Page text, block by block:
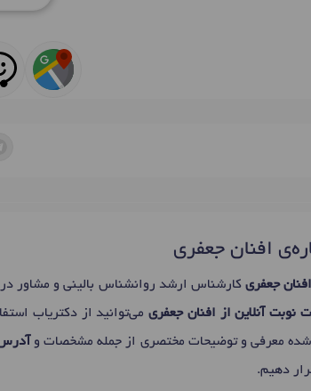
افنان جعفری
جعفری کارشناس ارشد روانشناس بالینی و مشاور
نوبت آنلاین از افنان جعفری
معرفی و توضیحات مختصری از جمله مشخصات و آدرس
دهیم.